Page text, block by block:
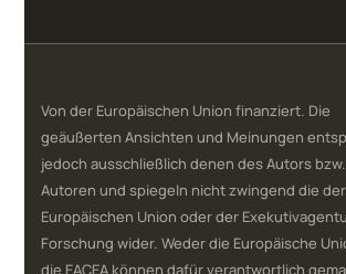
Von der Europäischen Union finanziert. Die
geäußerten Ansichten und Meinungen
jedoch ausschließlich denen des Autors
Autoren und spiegeln nicht zwingend die der
Europäischen Union oder der
Forschung wider. Weder die Europäische
die EACEA können dafür verantwortlich